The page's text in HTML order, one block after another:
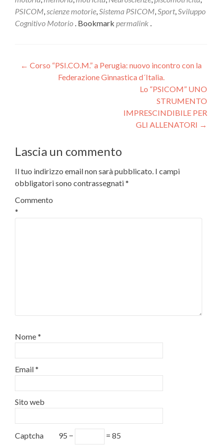
PSICOM scienze motorie Sistema PSICOM Sport, Sviluppo
Cognitivo Motorio . Bookmark permalink
← Corso “PSI.CO.M.” a Perugia: nuovo incontro con la
Federazione Ginnastica d´Italia.
Lo “PSICOM” UNO
STRUMENTO
IMPRESCINDIBILE PER
GLI ALLENATORI →
Lascia un commento
Il tuo indirizzo email non sarà pubblicato. I campi
obbligatori sono contrassegnati*
Commento
*
Nome*
Email*
Sito web
Captcha 95 − = 85